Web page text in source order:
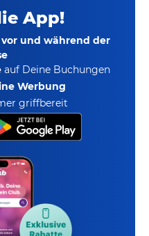
App!
und während der
auf Deine Buchungen
Werbung
griffbereit